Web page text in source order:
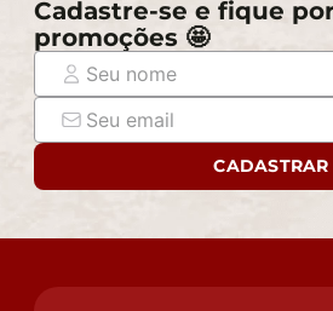
Cadastre-se e fique
promoções 🤩
CADASTRAR